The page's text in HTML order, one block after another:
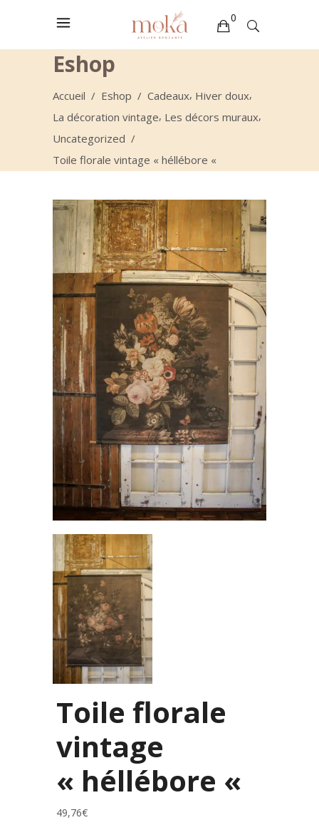
0
Votre sélection est vide
Eshop
Accueil / Eshop / Cadeaux, Hiver doux,
La décoration vintage, Les décors muraux,
Uncategorized /
Toile florale vintage « héllébore «
Toile florale
vintage
« héllébore «
49,76€